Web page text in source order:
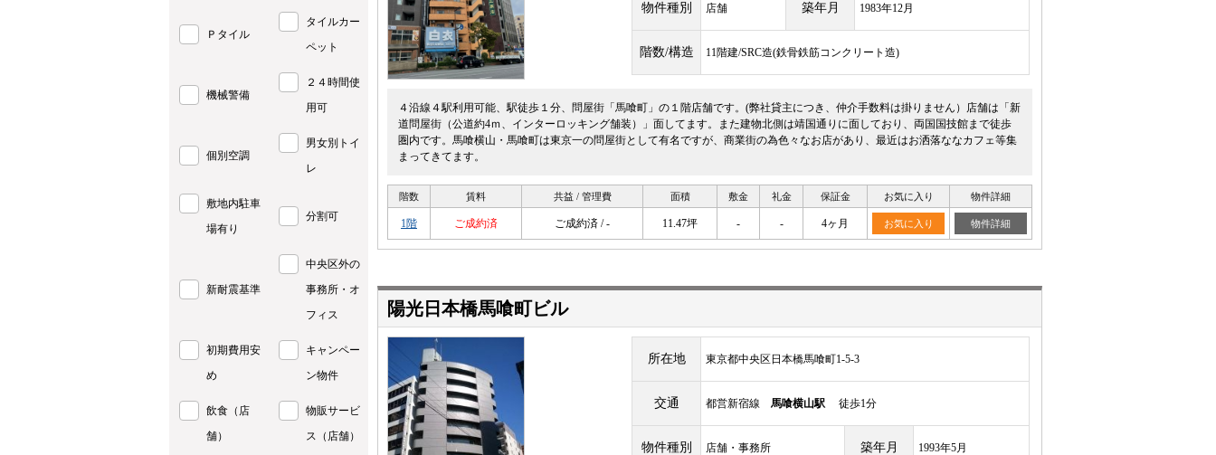
物件種別 店舗 築年月 1983年12月
階数/構造 11階建/SRC造(鉄骨鉄筋コンクリート造)
４沿線４駅利用可能、駅徒歩１分、問屋街「馬喰町」の１階店舗です。(弊社貸主につき、仲介手数料は掛りません）店舗は「新
道問屋街（公道約4ｍ、インターロッキング舗装）」面してます。また建物北側は靖国通りに面しており、両国国技館まで徒歩
圏内です。馬喰横山・馬喰町は東京一の問屋街として有名ですが、商業街の為色々なお店があり、最近はお洒落ななカフェ等集
まってきてます。
階数 賃料 共益 / 管理費 面積 敷金 礼金 保証金 お気に入り 物件詳細
1階 ご成約済 ご成約済 / - 11.47坪 - - 4ヶ月 お気に入り 物件詳細
陽光日本橋馬喰町ビル
所在地 東京都中央区日本橋馬喰町1-5-3
交通 都営新宿線 馬喰横山駅 徒歩1分
物件種別 店舗・事務所 築年月 1993年5月
Ｐタイル
タイルカー
ペット
機械警備
２４時間使
用可
個別空調
男女別トイ
レ
敷地内駐車
場有り
分割可
新耐震基準
中央区外の
事務所・オ
フィス
初期費用安
め
キャンペー
ン物件
飲食（店
舗）
物販サービ
ス（店舗）